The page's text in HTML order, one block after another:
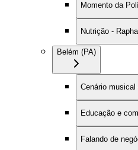
Momento da
Nutrição -
Belém (PA)
Cenário
Educação e
Falando de